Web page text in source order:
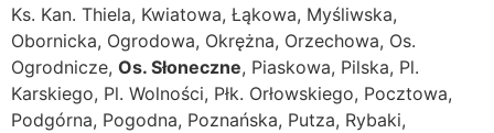
Ks. Kan. Thiela, Kwiatowa, Łąkowa, Myśliwska,
Obornicka, Ogrodowa, Okrężna, Orzechowa, Os.
Ogrodnicze, Os. Słoneczne, Piaskowa, Pilska, Pl.
Karskiego, Pl. Wolności, Płk. Orłowskiego, Pocztowa,
Podgórna, Pogodna, Poznańska, Putza, Rybaki,